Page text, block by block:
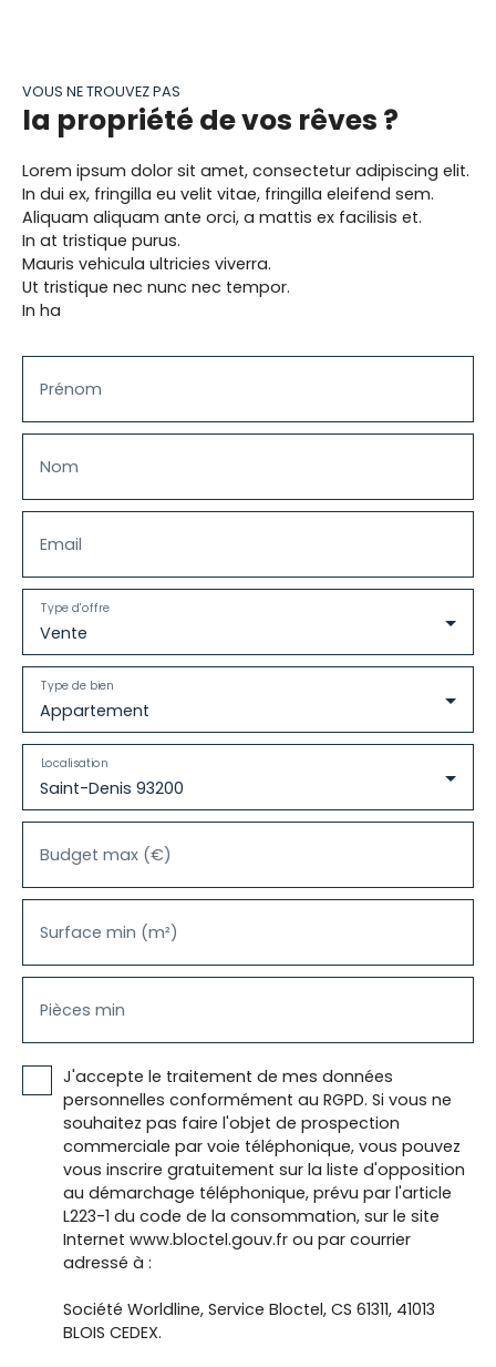
journées d'été ! A 2 minutes du métro Basilique,
des commerces, restaurants et terrasses du
centre-ville. Une place de parking complète ce
bien et l'immeuble est pourvu d'un local vélo.. Un
DPE en C. A voir rapidement. Visite virtuelle
immédiate. Nos photos sont des prises de vue
REELLES et donc NON générées par l'IA.
VOUS NE TROUVEZ PAS
la propriété de vos rêves ?
Lorem ipsum dolor sit amet, consectetur adipiscing elit.
In dui ex, fringilla eu velit vitae, fringilla eleifend sem.
Aliquam aliquam ante orci, a mattis ex facilisis et.
In at tristique purus.
Mauris vehicula ultricies viverra.
Ut tristique nec nunc nec tempor.
In ha
Prénom
Nom
Email
Vente
Type d'offre
Appartement
Type de bien
Saint-Denis 93200
Localisation
Budget max (€)
Surface min (m²)
Pièces min
J'accepte le traitement de mes données
personnelles conformément au RGPD. Si vous ne
souhaitez pas faire l'objet de prospection
commerciale par voie téléphonique, vous pouvez
vous inscrire gratuitement sur la liste d'opposition
au démarchage téléphonique, prévu par l'article
L223-1 du code de la consommation, sur le site
Internet www.bloctel.gouv.fr ou par courrier
adressé à :
Société Worldline, Service Bloctel, CS 61311, 41013
BLOIS CEDEX.